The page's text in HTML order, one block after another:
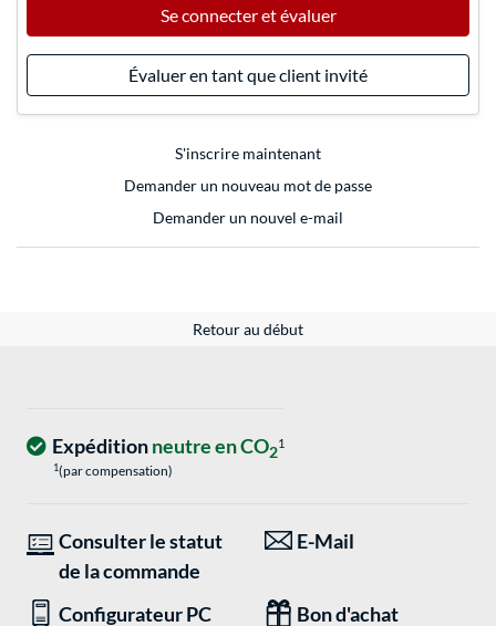
Se connecter et évaluer
Évaluer en tant que client invité
S'inscrire maintenant
Demander un nouveau mot de passe
Demander un nouvel e-mail
Retour au début
Expéditionneutre en CO21
1(par compensation)
Consulter le statut
de la commande
E-Mail
Configurateur PC Bon d'achat